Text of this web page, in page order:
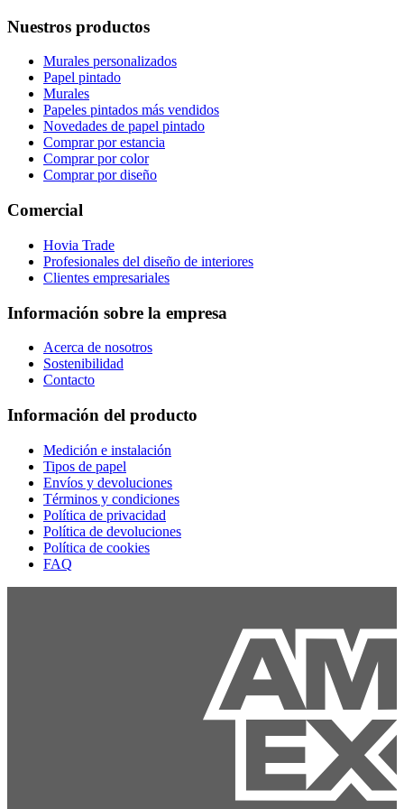
Nuestros productos
Murales personalizados
Papel pintado
Murales
Papeles pintados más vendidos
Novedades de papel pintado
Comprar por estancia
Comprar por color
Comprar por diseño
Comercial
Hovia Trade
Profesionales del diseño de interiores
Clientes empresariales
Información sobre la empresa
Acerca de nosotros
Sostenibilidad
Contacto
Información del producto
Medición e instalación
Tipos de papel
Envíos y devoluciones
Términos y condiciones
Política de privacidad
Política de devoluciones
Política de cookies
FAQ